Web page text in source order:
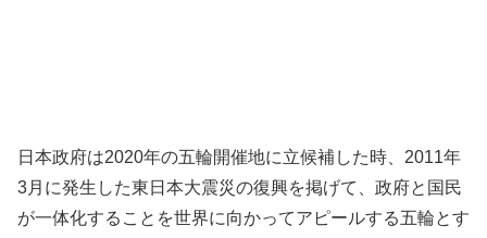
日本政府は2020年の五輪開催地に立候補した時、2011年
3月に発生した東日本大震災の復興を掲げて、政府と国民
が一体化することを世界に向かってアピールする五輪とす